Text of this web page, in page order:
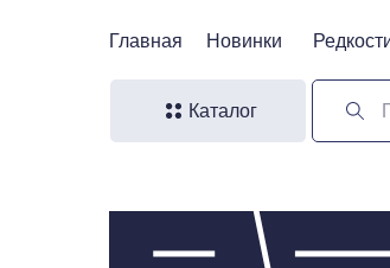
Новинки
Главная
Каталог
Новинки
Главная